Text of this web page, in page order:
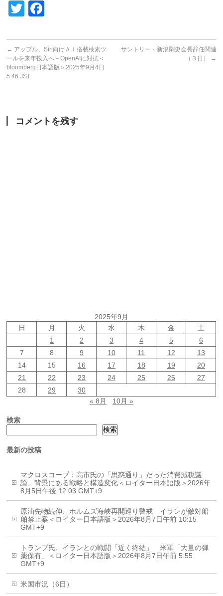
Twitter
← アップル、Siri向けＡＩ搭載検索ツ
ールを来年投入へ－OpenAIに対抗＜
bloomberg日本語版＞2025年9月4日
5:46 JST
サントリー・新浪剛史会長辞任関連
（３日）
→
コメントを残す
2025年9月
日
月 火 水 木 金
土
1
2 3 4 5
6
7
8 9 10 11 12
13
14
15 16 17 18 19
20
21
22 23 24 25 26
27
28
29
30
« 8月
10月 »
検索
検索
最新の投稿
マクロスコープ：高市氏の「思惑通り」だった消費減税議
論、背景にある戦略と構造変化＜ロイター日本語版＞2026年
8月5日午後 12:03 GMT+9
原油先物続伸、ホルムズ海峡再開巡り警戒 イランが敵対船
舶禁止案＜ロイター日本語版＞2026年8月7日午前 10:15
GMT+9
トランプ氏、イランとの戦闘「近く終結」 米軍「大量の弾
薬保有」＜ロイター日本語版＞2026年8月7日午前 5:55
GMT+9
米国市況（6日）